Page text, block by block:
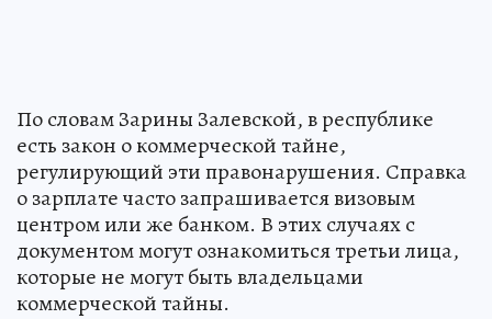
По словам Зарины Залевской, в республике
есть закон о коммерческой тайне,
регулирующий эти правонарушения. Справка
о зарплате часто запрашивается визовым
центром или же банком. В этих случаях с
документом могут ознакомиться третьи лица,
которые не могут быть владельцами
коммерческой тайны.